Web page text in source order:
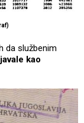
da službenim
kao